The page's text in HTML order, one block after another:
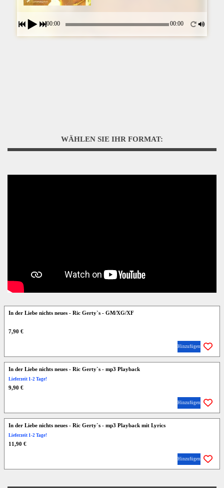
00:00 00:00
WÄHLEN SIE IHR FORMAT:
In der Liebe nichts neues - Ric Gerty`s - GM/XG/XF
7,90 €
Hinzufügen
In der Liebe nichts neues - Ric Gerty`s - mp3 Playback
Lieferzeit 1-2 Tage!
9,90 €
Hinzufügen
In der Liebe nichts neues - Ric Gerty`s - mp3 Playback mit Lyrics
Lieferzeit 1-2 Tage!
11,90 €
Hinzufügen